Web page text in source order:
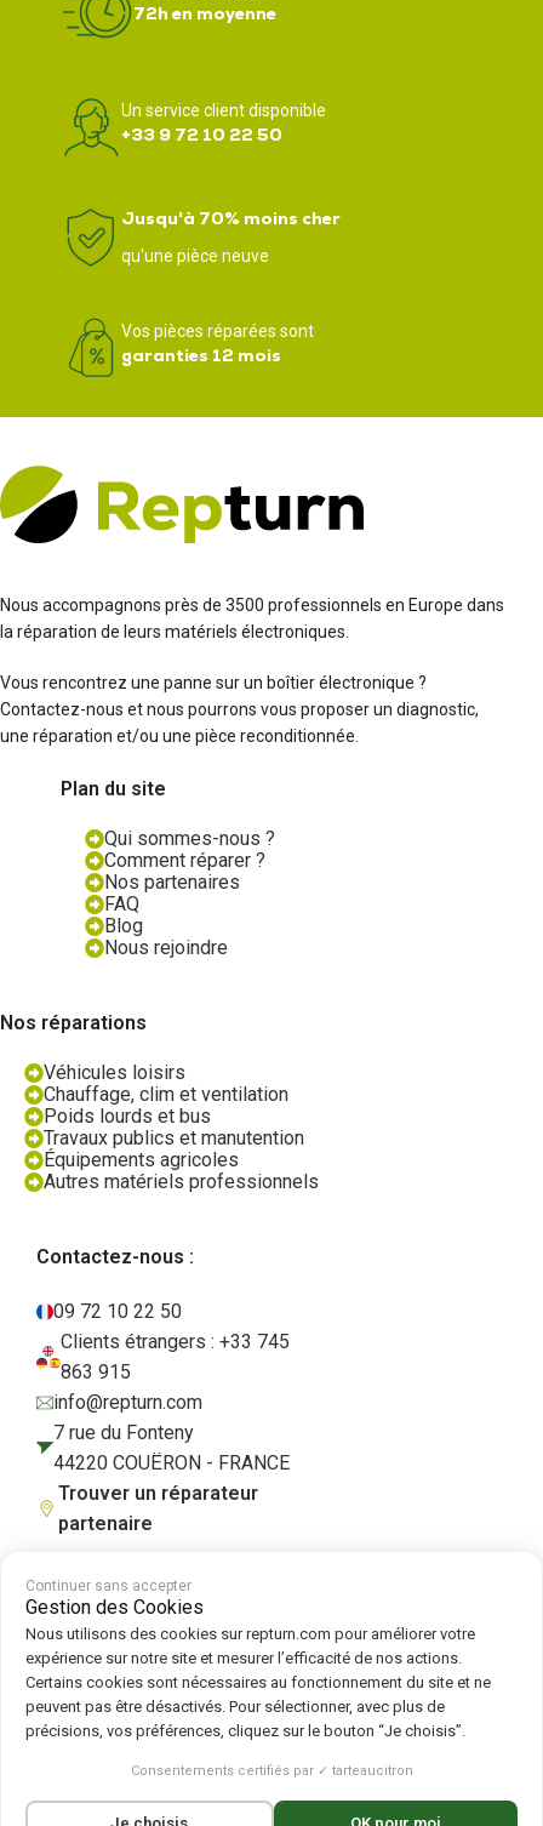
72h en moyenne
Un service client disponible
+33 9 72 10 22 50
Jusqu'à 70% moins cher
qu'une pièce neuve
Vos pièces réparées sont
garanties 12 mois
Nous accompagnons près de 3500 professionnels en Europe dans
la réparation de leurs matériels électroniques.
Vous rencontrez une panne sur un boîtier électronique ?
Contactez-nous et nous pourrons vous proposer un diagnostic,
une réparation et/ou une pièce reconditionnée.
Plan du site
Qui sommes-nous ?
Comment réparer ?
Nos partenaires
FAQ
Blog
Nous rejoindre
Nos réparations
Véhicules loisirs
Chauffage, clim et ventilation
Poids lourds et bus
Travaux publics et manutention
Équipements agricoles
Autres matériels professionnels
Contactez-nous :
09 72 10 22 50
Clients étrangers : +33 745
863 915
info@repturn.com
7 rue du Fonteny
44220 COUËRON - FRANCE
Trouver un réparateur
partenaire
CGV| Mentions légales Politique de confidentialité |Cookies
de cookies
Suivez-nous sur :
Repturn 2026
Continuer sans accepter
Gestion des Cookies
Nous utilisons des cookies sur repturn.com pour améliorer votre
expérience sur notre site et mesurer l’efficacité de nos actions.
Certains cookies sont nécessaires au fonctionnement du site et ne
peuvent pas être désactivés. Pour sélectionner, avec plus de
précisions, vos préférences, cliquez sur le bouton “Je choisis”.
Consentements certifiés par ✓ tarteaucitron
Je choisis OK pour moi
Français English(Anglais